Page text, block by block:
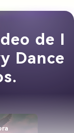
de I
Dance